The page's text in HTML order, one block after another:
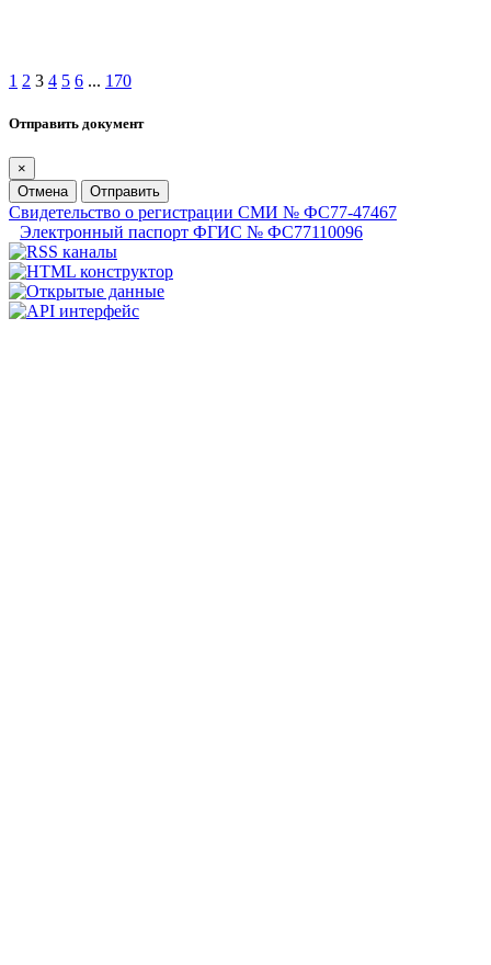
1 2 3 4 5 6 ... 170
Отправить документ
×
Отмена
Отправить
Свидетельство о регистрации СМИ № ФС77-47467
Электронный паспорт ФГИС № ФС77110096